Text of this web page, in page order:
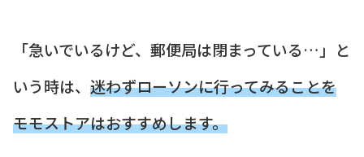
「急いでいるけど、郵便局は閉まっている…」と
いう時は、 迷わずローソンに行ってみることを
モモストアはおすすめします。